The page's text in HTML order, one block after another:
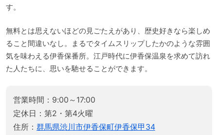
す。
無料とは思えないほどの見ごたえがあり、歴史好きなら楽しめ
ること間違いなし。まるでタイムスリップしたかのような雰囲
気を味わえる伊香保番所。江戸時代に伊香保温泉を求めて訪れ
た人たちに、思いを馳せることができます。
営業時間：9:00～17:00
定休日：第2・第4火曜
住所： 群馬県渋川市伊香保町伊香保甲34